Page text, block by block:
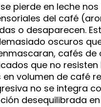
pierde en leche
del café
o desaparecen.
oscuros
cafés de
que no resisten
volumen de café
no se integra
desequilibrada